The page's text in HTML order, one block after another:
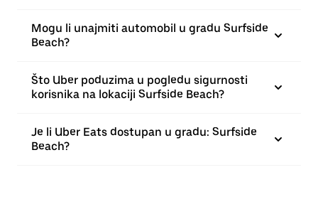
Mogu li unajmiti automobil u gradu Surfside
Beach?
Što Uber poduzima u pogledu sigurnosti
korisnika na lokaciji Surfside Beach?
Je li Uber Eats dostupan u gradu: Surfside
Beach?